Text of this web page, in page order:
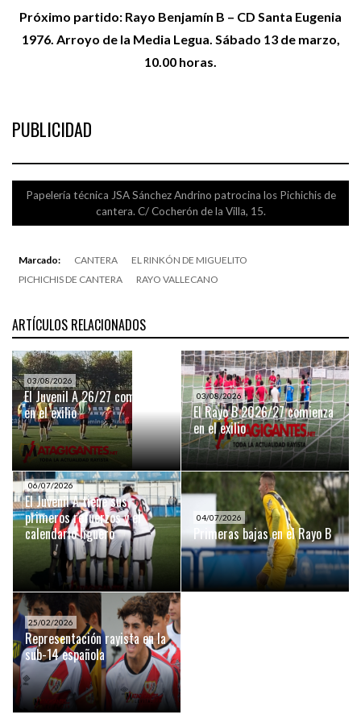
Próximo partido: Rayo Benjamín B – CD Santa Eugenia
1976. Arroyo de la Media Legua. Sábado 13 de marzo,
10.00 horas.
PUBLICIDAD
Papelería técnica JSA Sánchez Andrino patrocina los Pichichis de
cantera. C/ Cocherón de la Villa, 15.
Marcado: CANTERA
EL RINKÓN DE MIGUELITO
PICHICHIS DE CANTERA
RAYO VALLECANO
ARTÍCULOS RELACIONADOS
03/08/2026
El Juvenil A 26/27 comienza
en el exilio
03/08/2026
El Rayo B 2026/27 comienza
en el exilio
06/07/2026
El Juvenil A tiene sus
primeros refuerzos y el
calendario liguero
04/07/2026
Primeras bajas en el Rayo B
25/02/2026
Representación rayista en la
sub-14 española